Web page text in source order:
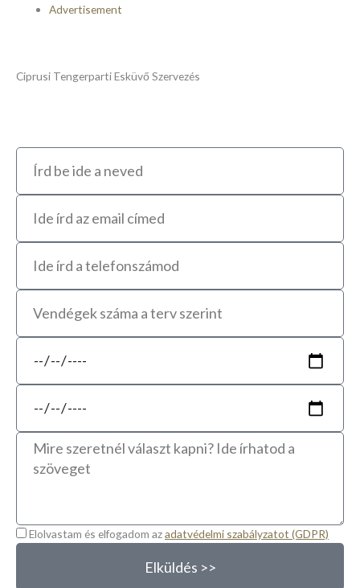
Advertisement
Ciprusi Tengerparti Esküvő Szervezés
Name
Email
Telefonszámod
Vendégek
száma
Kezdő
időpont
az
Befejező
időpont
Üzenet
GDPRElolvastam és elfogadom azadatvédelmi szabályzatot (GDPR)
Elküldés >>